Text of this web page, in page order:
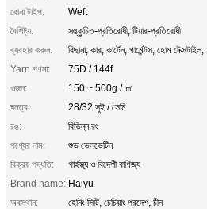
বোনা টাইপ:
Weft
বৈশিষ্ট্য:
সঙ্কুচিত-প্রতিরোধী, টিয়ার-প্রতিরোধী
ব্যবহার করুন:
বিছানা, কার, কার্টেন, গার্মেন্টস, হোম
Yarn গণনা:
75D / 144f
ওজন:
150 ~ 500g / ㎡
ঘনত্ব:
28/32 সুই / সেমি
রঙ:
বিভিন্ন রং
পণ্যের নাম:
শুভ ভেলভেটিন
বিক্রয় পদ্ধতি:
গার্হস্থ্য ও বিদেশী বাণিজ্য
Brand name: Haiyu
অবস্থান:
হেনিং সিটি, চেচিয়াং প্রদেশ, চীন